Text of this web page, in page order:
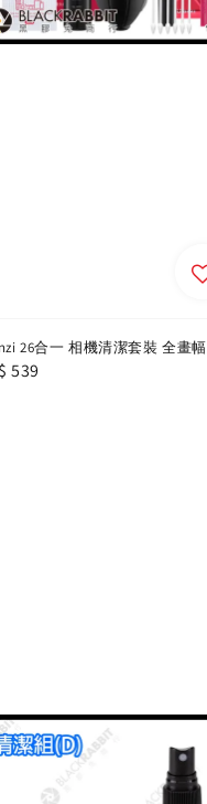
26合一 相機清潔套裝 全畫幅
539